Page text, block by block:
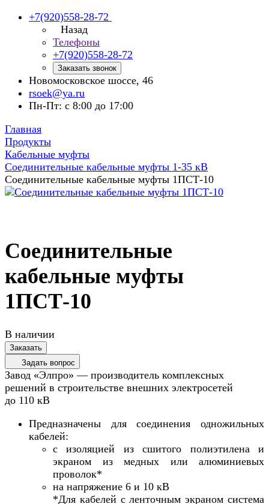
+7(920)558-28-72
Назад
Телефоны
+7(920)558-28-72
Заказать звонок
Новомосковское шоссе, 46
rsoek@ya.ru
Пн-Пт: с 8:00 до 17:00
Главная
Продукты
Кабельные муфты
Соединительные кабельные муфты 1-35 кВ
Соединительные кабельные муфты 1ПСТ-10
Соединительные
кабельные муфты
1ПСТ-10
В наличии
Заказать
Задать вопрос
Завод «Элпро» — производитель комплексных
решений в строительстве внешних электросетей
до 110 кВ
Предназначены для соединения одножильных
кабелей:
с изоляцией из сшитого полиэтилена и
экраном из медных или алюминиевых
проволок*
на напряжение 6 и 10 кВ
*Для кабелей с ленточным экраном система